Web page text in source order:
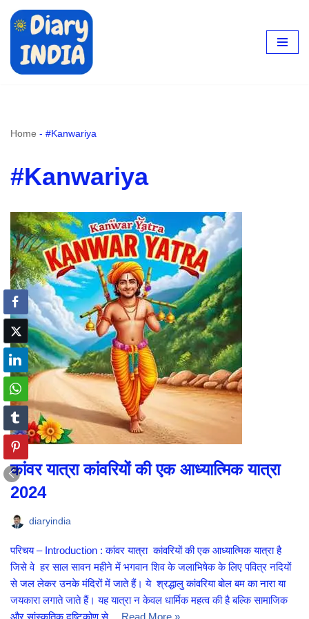
content
Home - #Kanwariya
#Kanwariya
कांवर यात्रा कांवरियों की एक आध्यात्मिक यात्रा
2024
diaryindia
परिचय – Introduction : कांवर यात्रा कांवरियों की एक आध्यात्मिक यात्रा है
जिसे वे हर साल सावन महीने में भगवान शिव के जलाभिषेक के लिए पवित्र नदियों
से जल लेकर उनके मंदिरों में जाते हैं। ये श्रद्धालु कांवरिया बोल बम का नारा या
जयकारा लगाते जाते हैं। यह यात्रा न केवल धार्मिक महत्व की है बल्कि सामाजिक
और सांस्कृतिक दृष्टिकोण से… Read More »